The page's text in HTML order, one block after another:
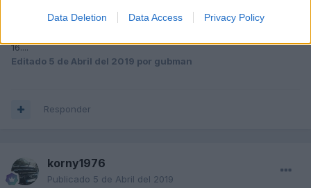
Data Deletion Data Access Privacy Policy
rotonda mojada es como mi anterior opel en una seca..... jajjaja....
16....
Editado 5 de Abril del 2019 por gubman
Responder
korny1976
Publicado 5 de Abril del 2019